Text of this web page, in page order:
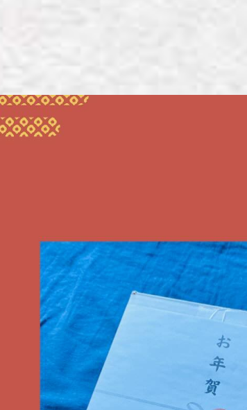
わいず行田店
わいず松戸店